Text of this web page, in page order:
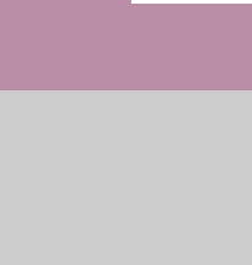
》が保護を必要としてい
を果たしていたのか、答